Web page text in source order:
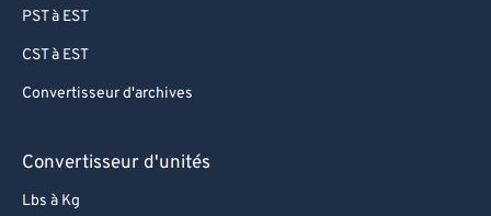
PST à EST
CST à EST
Convertisseur d'archives
Convertisseur d'unités
Lbs à Kg